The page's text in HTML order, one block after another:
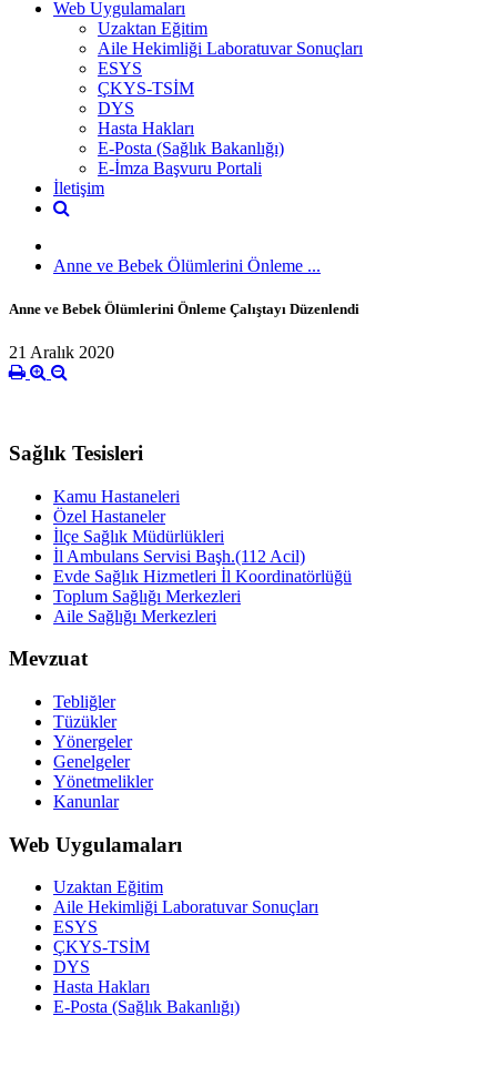
Web Uygulamaları
Uzaktan Eğitim
Aile Hekimliği Laboratuvar Sonuçları
ESYS
ÇKYS-TSİM
DYS
Hasta Hakları
E-Posta (Sağlık Bakanlığı)
E-İmza Başvuru Portali
İletişim
Anne ve Bebek Ölümlerini Önleme ...
Anne ve Bebek Ölümlerini Önleme Çalıştayı Düzenlendi
21 Aralık 2020
Sağlık Tesisleri
Kamu Hastaneleri
Özel Hastaneler
İlçe Sağlık Müdürlükleri
İl Ambulans Servisi Başh.(112 Acil)
Evde Sağlık Hizmetleri İl Koordinatörlüğü
Toplum Sağlığı Merkezleri
Aile Sağlığı Merkezleri
Mevzuat
Tebliğler
Tüzükler
Yönergeler
Genelgeler
Yönetmelikler
Kanunlar
Web Uygulamaları
Uzaktan Eğitim
Aile Hekimliği Laboratuvar Sonuçları
ESYS
ÇKYS-TSİM
DYS
Hasta Hakları
E-Posta (Sağlık Bakanlığı)